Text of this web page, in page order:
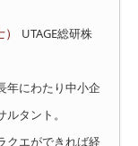
UTAGE総研株
年にわたり中小企
タント。
クエができれば経